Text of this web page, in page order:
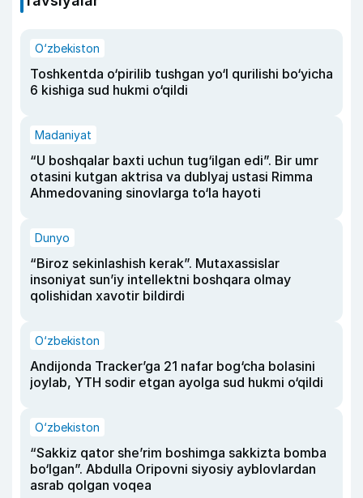
O‘zbekiston
Toshkentda o‘pirilib tushgan yo‘l qurilishi bo‘yicha
6 kishiga sud hukmi o‘qildi
Madaniyat
“U boshqalar baxti uchun tug‘ilgan edi”. Bir umr
otasini kutgan aktrisa va dublyaj ustasi Rimma
Ahmedovaning sinovlarga to‘la hayoti
Dunyo
“Biroz sekinlashish kerak”. Mutaxassislar
insoniyat sun’iy intellektni boshqara olmay
qolishidan xavotir bildirdi
O‘zbekiston
Andijonda Tracker’ga 21 nafar bog‘cha bolasini
joylab, YTH sodir etgan ayolga sud hukmi o‘qildi
O‘zbekiston
“Sakkiz qator she’rim boshimga sakkizta bomba
bo‘lgan”. Abdulla Oripovni siyosiy ayblovlardan
asrab qolgan voqea